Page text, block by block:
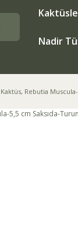
Nadir
Kaktüs, Rebutia